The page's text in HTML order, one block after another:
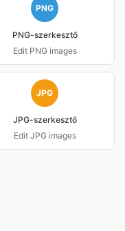
PNG
PNG-szerkesztő
Edit PNG images
JPG
JPG-szerkesztő
Edit JPG images